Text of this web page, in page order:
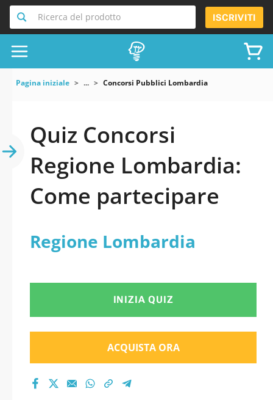
Ricerca del prodotto ISCRIVITI
Pagina iniziale ... Concorsi Pubblici Lombardia
Quiz Concorsi
Regione Lombardia:
Come partecipare
Regione Lombardia
INIZIA QUIZ
ACQUISTA ORA